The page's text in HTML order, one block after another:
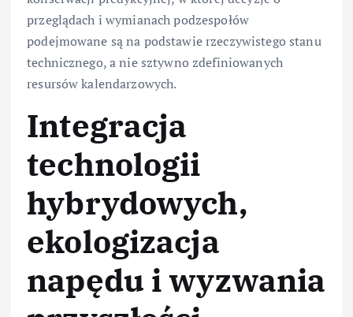
przeglądach i wymianach podzespołów
podejmowane są na podstawie rzeczywistego stanu
technicznego, a nie sztywno zdefiniowanych
resursów kalendarzowych.
Integracja
technologii
hybrydowych,
ekologizacja
napędu i wyzwania